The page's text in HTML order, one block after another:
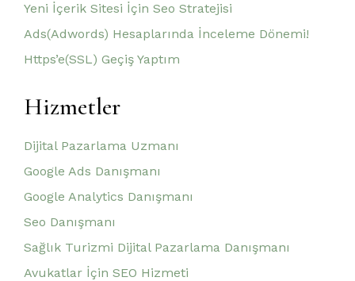
Yeni İçerik Sitesi İçin Seo Stratejisi
Ads(Adwords) Hesaplarında İnceleme Dönemi!
Https’e(SSL) Geçiş Yaptım
Hizmetler
Dijital Pazarlama Uzmanı
Google Ads Danışmanı
Google Analytics Danışmanı
Seo Danışmanı
Sağlık Turizmi Dijital Pazarlama Danışmanı
Avukatlar İçin SEO Hizmeti